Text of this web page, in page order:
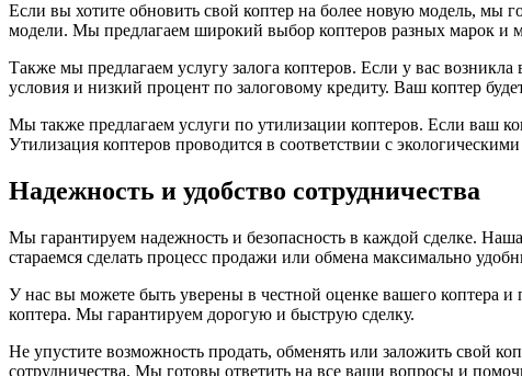
Если вы хотите обновить свой коптер на более новую модель, мы
модели. Мы предлагаем широкий выбор коптеров разных марок и
Также мы предлагаем услугу залога коптеров. Если у вас
условия и низкий процент по залоговому кредиту. Ваш коптер
Мы также предлагаем услуги по утилизации коптеров. Если ваш
Утилизация коптеров проводится в соответствии с
Надежность и удобство сотрудничества
Мы гарантируем надежность и безопасность в каждой сделке.
стараемся сделать процесс продажи или обмена максимально
У нас вы можете быть уверены в честной оценке вашего коптера
коптера. Мы гарантируем дорогую и быструю сделку.
Не упустите возможность продать, обменять или заложить свой
сотрудничества. Мы готовы ответить на все ваши вопросы и